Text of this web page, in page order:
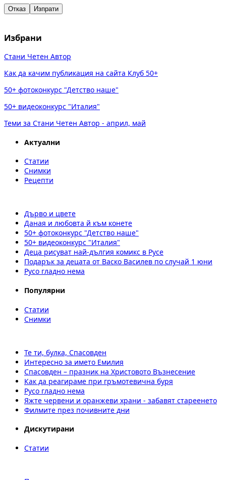
Отказ Изпрати
Избрани
Стани Четен Автор
Как да качим публикация на сайта Клуб 50+
50+ фотоконкурс "Детство наше"
50+ видеоконкурс "Италия"
Теми за Стани Четен Автор - април, май
Актуални
Статии
Снимки
Рецепти
Дърво и цвете
Даная и любовта й към конете
50+ фотоконкурс "Детство наше"
50+ видеоконкурс "Италия"
Деца рисуват най-дългия комикс в Русе
Подарък за децата от Васко Василев по случай 1 юни
Русо гладно нема
Популярни
Статии
Снимки
Те ти, булка, Спасовден
Интересно за името Емилия
Спасовден – празник на Христовото Възнесение
Как да реагираме при гръмотевична буря
Русо гладно нема
Яжте червени и оранжеви храни - забавят стареенето
Филмите през почивните дни
Дискутирани
Статии